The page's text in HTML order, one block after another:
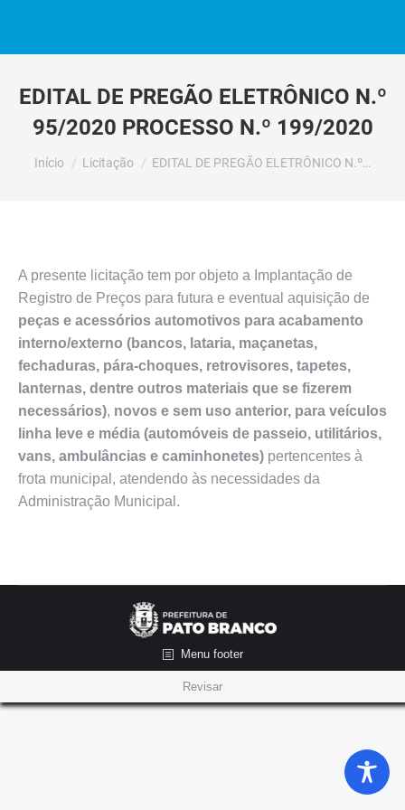
EDITAL DE PREGÃO ELETRÔNICO N.º
95/2020 PROCESSO N.º 199/2020
Você está aqui:
Início Licitação EDITAL DE PREGÃO ELETRÔNICO N.º…
A presente licitação tem por objeto a Implantação de
Registro de Preços para futura e eventual aquisição de
peças e acessórios automotivos para acabamento
interno/externo (bancos, lataria, maçanetas,
fechaduras, pára-choques, retrovisores, tapetes,
lanternas, dentre outros materiais que se fizerem
necessários), novos e sem uso anterior, para veículos
linha leve e média (automóveis de passeio, utilitários,
vans, ambulâncias e caminhonetes) pertencentes à
frota municipal, atendendo às necessidades da
Administração Municipal.
Menu footer
Revisar